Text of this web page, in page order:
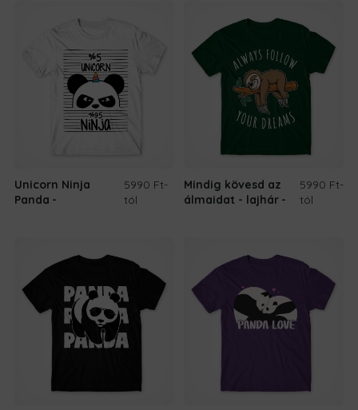
Unicorn Ninja
Panda
5990 Ft-
tól
Mindig kövesd az
álmaidat - lajhár
5990 Ft-
tól